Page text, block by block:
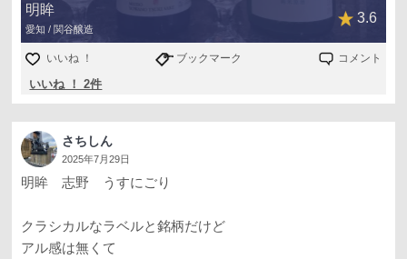
明眸
愛知 / 関谷醸造
3.6
いいね ！ ブックマーク コメント
いいね ！ 2件
さちしん
2025年7月29日
明眸 志野 うすにごり
クラシカルなラベルと銘柄だけど
アル感は無くて